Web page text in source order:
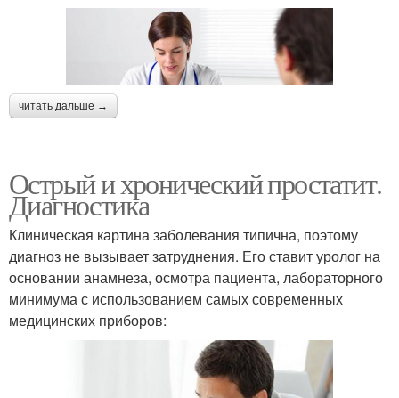
читать дальше →
Острый и хронический простатит.
Диагностика
Клиническая картина заболевания типична, поэтому
диагноз не вызывает затруднения. Его ставит уролог на
основании анамнеза, осмотра пациента, лабораторного
минимума с использованием самых современных
медицинских приборов: